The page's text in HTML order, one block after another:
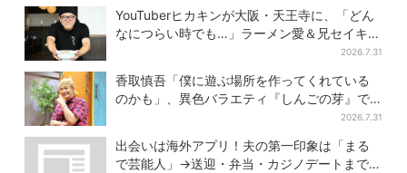
ンに騒然…フレーバーにも反
応
YouTuberヒカキンが大阪・天王寺に、「どん
なにつらい時でも…」ラーメン愛＆兄セイキン
2026.7.31
香取慎吾「僕に遊ぶ場所を作ってくれている
のかも」、異色バラエティ『しんごの芽』で
2026.7.31
出会いは海外アプリ！夫の第一印象は「まる
で芸能人」→送迎・弁当・カジノデートまで…